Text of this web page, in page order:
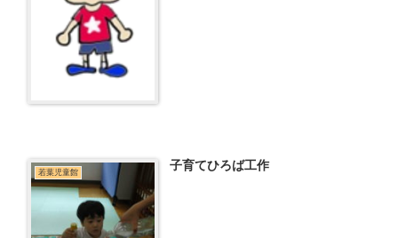
若葉児童館 子育てひろば工作